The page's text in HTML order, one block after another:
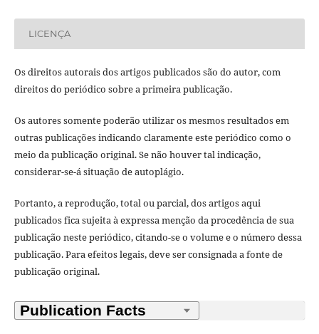
LICENÇA
Os direitos autorais dos artigos publicados são do autor, com
direitos do periódico sobre a primeira publicação.
Os autores somente poderão utilizar os mesmos resultados em
outras publicações indicando claramente este periódico como o
meio da publicação original. Se não houver tal indicação,
considerar-se-á situação de autoplágio.
Portanto, a reprodução, total ou parcial, dos artigos aqui
publicados fica sujeita à expressa menção da procedência de sua
publicação neste periódico, citando-se o volume e o número dessa
publicação. Para efeitos legais, deve ser consignada a fonte de
publicação original.